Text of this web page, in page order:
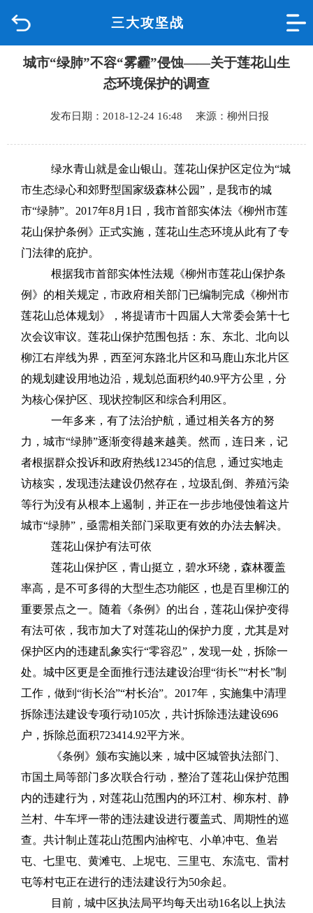
三大攻坚战
品质城中
政府信息公开
互动回应
数据专题
城市“绿肺”不容“雾霾”侵蚀——关于莲花山生
态环境保护的调查
发布日期：2018-12-24 16:48 来源：柳州日报
绿水青山就是金山银山。莲花山保护区定位为“城
市生态绿心和郊野型国家级森林公园”，是我市的城
市“绿肺”。2017年8月1日，我市首部实体法《柳州市莲
花山保护条例》正式实施，莲花山生态环境从此有了专
门法律的庇护。
根据我市首部实体性法规《柳州市莲花山保护条
例》的相关规定，市政府相关部门已编制完成《柳州市
莲花山总体规划》，将提请市十四届人大常委会第十七
次会议审议。莲花山保护范围包括：东、东北、北向以
柳江右岸线为界，西至河东路北片区和马鹿山东北片区
的规划建设用地边沿，规划总面积约40.9平方公里，分
为核心保护区、现状控制区和综合利用区。
一年多来，有了法治护航，通过相关各方的努
力，城市“绿肺”逐渐变得越来越美。然而，连日来，记
者根据群众投诉和政府热线12345的信息，通过实地走
访核实，发现违法建设仍然存在，垃圾乱倒、养殖污染
等行为没有从根本上遏制，并正在一步步地侵蚀着这片
城市“绿肺”，亟需相关部门采取更有效的办法去解决。
莲花山保护有法可依
莲花山保护区，青山挺立，碧水环绕，森林覆盖
率高，是不可多得的大型生态功能区，也是百里柳江的
重要景点之一。随着《条例》的出台，莲花山保护变得
有法可依，我市加大了对莲花山的保护力度，尤其是对
保护区内的违建乱象实行“零容忍”，发现一处，拆除一
处。城中区更是全面推行违法建设治理“街长”“村长”制
工作，做到“街长治”“村长治”。2017年，实施集中清理
拆除违法建设专项行动105次，共计拆除违法建设696
户，拆除总面积723414.92平方米。
《条例》颁布实施以来，城中区城管执法部门、
市国土局等部门多次联合行动，整治了莲花山保护范围
内的违建行为，对莲花山范围内的环江村、柳东村、静
兰村、牛车坪一带的违法建设进行覆盖式、周期性的巡
查。共计制止莲花山范围内油榨屯、小单冲屯、鱼岩
屯、七里屯、黄滩屯、上坭屯、三里屯、东流屯、雷村
屯等村屯正在进行的违法建设行为50余起。
目前，城中区执法局平均每天出动16名以上执法